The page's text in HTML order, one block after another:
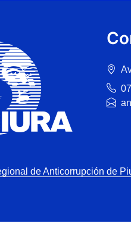
de Anticorrupción de